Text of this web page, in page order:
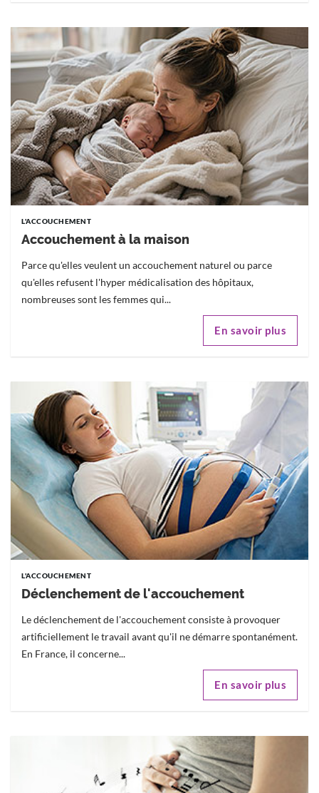
L'ACCOUCHEMENT
Accouchement à la maison
Parce qu'elles veulent un accouchement naturel ou parce
qu'elles refusent l'hyper médicalisation des hôpitaux,
nombreuses sont les femmes qui...
En savoir plus
L'ACCOUCHEMENT
Déclenchement de l'accouchement
Le déclenchement de l'accouchement consiste à provoquer
artificiellement le travail avant qu'il ne démarre spontanément.
En France, il concerne...
En savoir plus